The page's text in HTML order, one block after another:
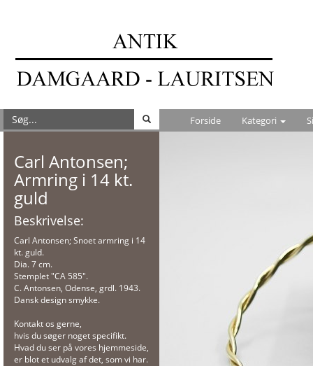
Forside Kategori
Carl Antonsen;
Armring i 14 kt.
guld
Beskrivelse:
Carl Antonsen; Snoet armring i 14
kt. guld.
Dia. 7 cm.
Stemplet "CA 585".
C. Antonsen, Odense, grdl. 1943.
Dansk design smykke.
Kontakt os gerne,
hvis du søger noget specifikt.
Hvad du ser på vores hjemmeside,
er blot et udvalg af det, som vi har.